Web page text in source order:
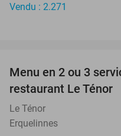
Vendu : 2.271
Menu en 2 ou 3
restaurant Le Ténor
Le Ténor
Erquelinnes